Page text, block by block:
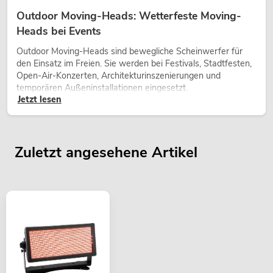
Outdoor Moving-Heads: Wetterfeste Moving-
Heads bei Events
Outdoor Moving-Heads sind bewegliche Scheinwerfer für
den Einsatz im Freien. Sie werden bei Festivals, Stadtfesten,
Open-Air-Konzerten, Architekturinszenierungen und
temporären Außeninstallationen eingesetzt.
Jetzt lesen
Zuletzt angesehene Artikel